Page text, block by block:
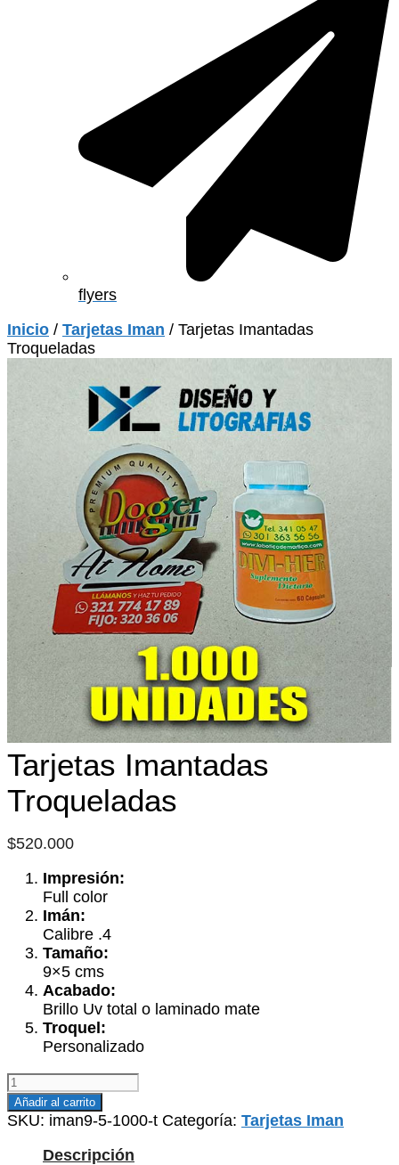
flyers
Inicio / Tarjetas Iman / Tarjetas Imantadas
Troqueladas
Tarjetas Imantadas
Troqueladas
$520.000
Impresión:
Full color
Imán:
Calibre .4
Tamaño:
9×5 cms
Acabado:
Brillo Uv total o laminado mate
Troquel:
Personalizado
Tarjetas
Imantadas
Troqueladas
Añadir al carrito
SKU: iman9-5-1000-t Categoría: Tarjetas Iman
Descripción